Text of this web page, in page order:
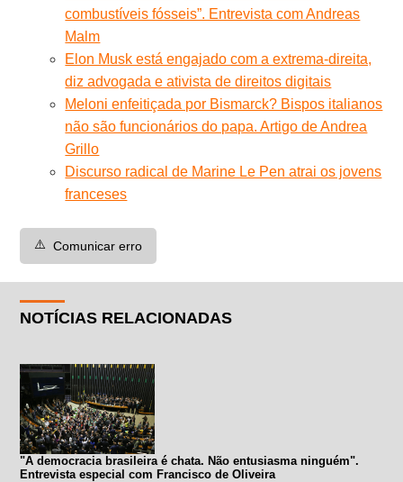
combustíveis fósseis”. Entrevista com Andreas
Malm
Elon Musk está engajado com a extrema-direita,
diz advogada e ativista de direitos digitais
Meloni enfeitiçada por Bismarck? Bispos italianos
não são funcionários do papa. Artigo de Andrea
Grillo
Discurso radical de Marine Le Pen atrai os jovens
franceses
⚠️ Comunicar erro
NOTÍCIAS RELACIONADAS
"A democracia brasileira é chata. Não entusiasma ninguém".
Entrevista especial com Francisco de Oliveira